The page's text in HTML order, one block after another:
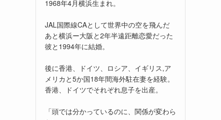
1968年4月横浜生まれ。
JAL国際線CAとして世界中の空を飛んだ
あと横浜ー大阪と2年半遠距離恋愛だった
彼と1994年に結婚。
後に香港、ドイツ、ロシア、イギリス,ア
メリカと5か国18年間海外駐在妻を経験。
香港、ドイツでそれぞれ息子を出産。
「頭では分かっているのに、関係が変わら